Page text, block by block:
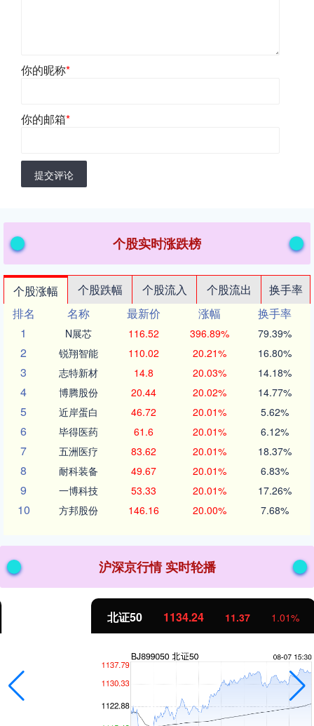
你的昵称*
你的邮箱*
提交评论
个股实时涨跌榜
个股涨幅 个股跌幅 个股流入 个股流出
换手率
排名
名称 最新价 涨幅
换手率
1
N展芯 116.52 396.89% 79.39%
2 锐翔智能 110.02 20.21% 16.80%
3 志特新材 14.8 20.03% 14.18%
4 博腾股份 20.44 20.02% 14.77%
5 近岸蛋白 46.72 20.01% 5.62%
6 毕得医药 61.6 20.01% 6.12%
7 五洲医疗 83.62 20.01% 18.37%
8 耐科装备 49.67 20.01% 6.83%
9 一博科技 53.33 20.01% 17.26%
10 方邦股份 146.16 20.00% 7.68%
沪深京行情 实时轮播
1134.24 11.37 1.01%